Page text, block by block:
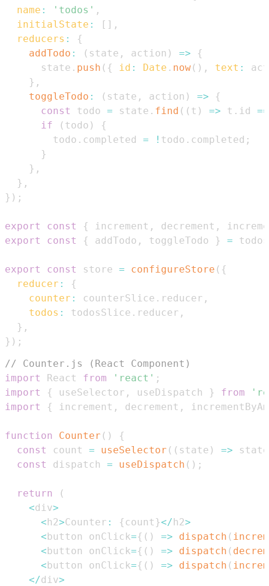
name : 'todos' ,
initialState : [ ] ,
reducers :
{
addTodo : ( state , action ) =>
{
      state
. push ( { id : Date . now( ) , text :
} ,
toggleTodo : ( state , action ) =>
{
const
todo = state . find ( ( t ) => t . id
if
( todo )
{
        todo
. completed = ! todo . completed ;
}
} ,
} ,
} ) ;
export const { increment , decrement ,
export
const { addTodo , toggleTodo } =
export const store = configureStore ( {
reducer :
{
counter : counterSlice . reducer ,
todos : todosSlice . reducer ,
} ,
} ) ;
// Counter.js (React Component)
import
React from 'react' ;
import
{ useSelector , useDispatch } from
import
{ increment , decrement ,
function Counter ( )
{
const
count = useSelector ( ( state ) => state
const
dispatch = useDispatch ( ) ;
return
(
<div>
<h2>Counter : { count }</h2>
<button onClick={ ( ) => dispatch (
<button onClick={ ( ) => dispatch (
<button onClick={ ( ) => dispatch (
</div>